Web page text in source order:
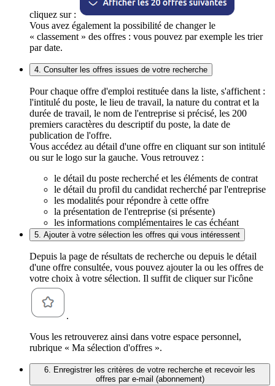
cliquez sur :
Vous avez également la possibilité de changer le
« classement » des offres : vous pouvez par exemple les trier
par date.
4. Consulter les offres issues de votre recherche
Pour chaque offre d'emploi restituée dans la liste, s'affichent :
l'intitulé du poste, le lieu de travail, la nature du contrat et la
durée de travail, le nom de l'entreprise si précisé, les 200
premiers caractères du descriptif du poste, la date de
publication de l'offre.
Vous accédez au détail d'une offre en cliquant sur son intitulé
ou sur le logo sur la gauche. Vous retrouvez :
le détail du poste recherché et les éléments de contrat
le détail du profil du candidat recherché par l'entreprise
les modalités pour répondre à cette offre
la présentation de l'entreprise (si présente)
les informations complémentaires le cas échéant
5. Ajouter à votre sélection les offres qui vous intéressent
Depuis la page de résultats de recherche ou depuis le détail
d'une offre consultée, vous pouvez ajouter la ou les offres de
votre choix à votre sélection. Il suffit de cliquer sur l'icône
.
Vous les retrouverez ainsi dans votre espace personnel,
rubrique « Ma sélection d'offres ».
6. Enregistrer les critères de votre recherche et recevoir les
offres par e-mail (abonnement)